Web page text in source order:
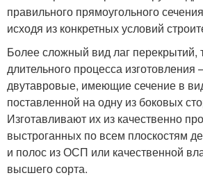
правильного прямоугольного
исходя из конкретных условий
Более сложный вид лаг
длительного процесса изготовления
двутавровые, имеющие сечение в
поставленной на одну из боковых
Изготавливают их из качественно
выстроганных по всем плоскостям
и полос из ОСП или качественной
высшего сорта.